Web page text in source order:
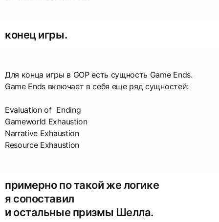
конец игры.
Для конца игры в GOP есть сущность Game Ends.
Game Ends включает в себя еще ряд сущностей:
Evaluation of Ending
Gameworld Exhaustion
Narrative Exhaustion
Resource Exhaustion
примерно по такой же логике
я сопоставил
и остальные призмы Шелла.